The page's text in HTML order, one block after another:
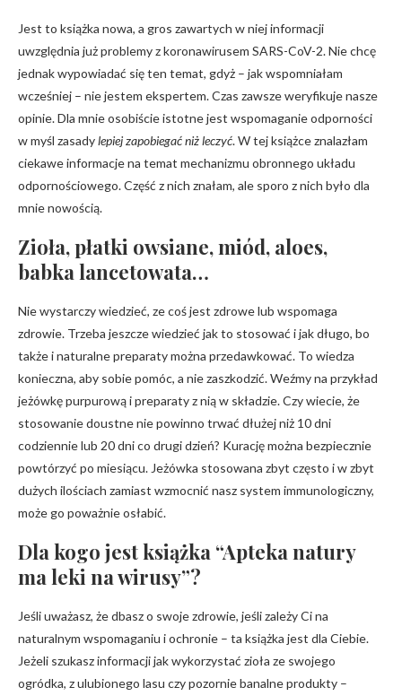
Jest to książka nowa, a gros zawartych w niej informacji
uwzględnia już problemy z koronawirusem SARS-CoV-2. Nie chcę
jednak wypowiadać się ten temat, gdyż – jak wspomniałam
wcześniej – nie jestem ekspertem. Czas zawsze weryfikuje nasze
opinie. Dla mnie osobiście istotne jest wspomaganie odporności
w myśl zasadylepiej zapobiegać niż leczyć. W tej książce znalazłam
ciekawe informacje na temat mechanizmu obronnego układu
odpornościowego. Część z nich znałam, ale sporo z nich było dla
mnie nowością.
Zioła, płatki owsiane, miód, aloes,
babka lancetowata…
Nie wystarczy wiedzieć, ze coś jest zdrowe lub wspomaga
zdrowie. Trzeba jeszcze wiedzieć jak to stosować i jak długo, bo
także i naturalne preparaty można przedawkować. To wiedza
konieczna, aby sobie pomóc, a nie zaszkodzić. Weźmy na przykład
jeżówkę purpurową i preparaty z nią w składzie. Czy wiecie, że
stosowanie doustne nie powinno trwać dłużej niż 10 dni
codziennie lub 20 dni co drugi dzień? Kurację można bezpiecznie
powtórzyć po miesiącu. Jeżówka stosowana zbyt często i w zbyt
dużych ilościach zamiast wzmocnić nasz system immunologiczny,
może go poważnie osłabić.
Dla kogo jest książka “Apteka natury
ma leki na wirusy”?
Jeśli uważasz, że dbasz o swoje zdrowie, jeśli zależy Ci na
naturalnym wspomaganiu i ochronie – ta książka jest dla Ciebie.
Jeżeli szukasz informacji jak wykorzystać zioła ze swojego
ogródka, z ulubionego lasu czy pozornie banalne produkty –